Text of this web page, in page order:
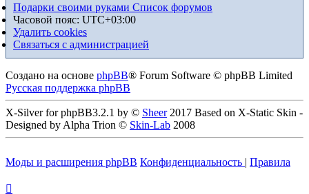
Подарки своими руками Список форумов
Часовой пояс: UTC+03:00
Удалить cookies
Связаться с администрацией
Создано на основе phpBB® Forum Software © phpBB Limited
Русская поддержка phpBB
X-Silver for phpBB3.2.1 by © Sheer2017 Based on X-Static Skin -
Designed by Alpha Trion © Skin-Lab 2008
Моды и расширения phpBB Конфиденциальность | Правила